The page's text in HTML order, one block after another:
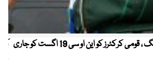
کیریبین پریمیئر لیگ ، قومی کرکٹرز کو این او سی 19 اگست کو جاری